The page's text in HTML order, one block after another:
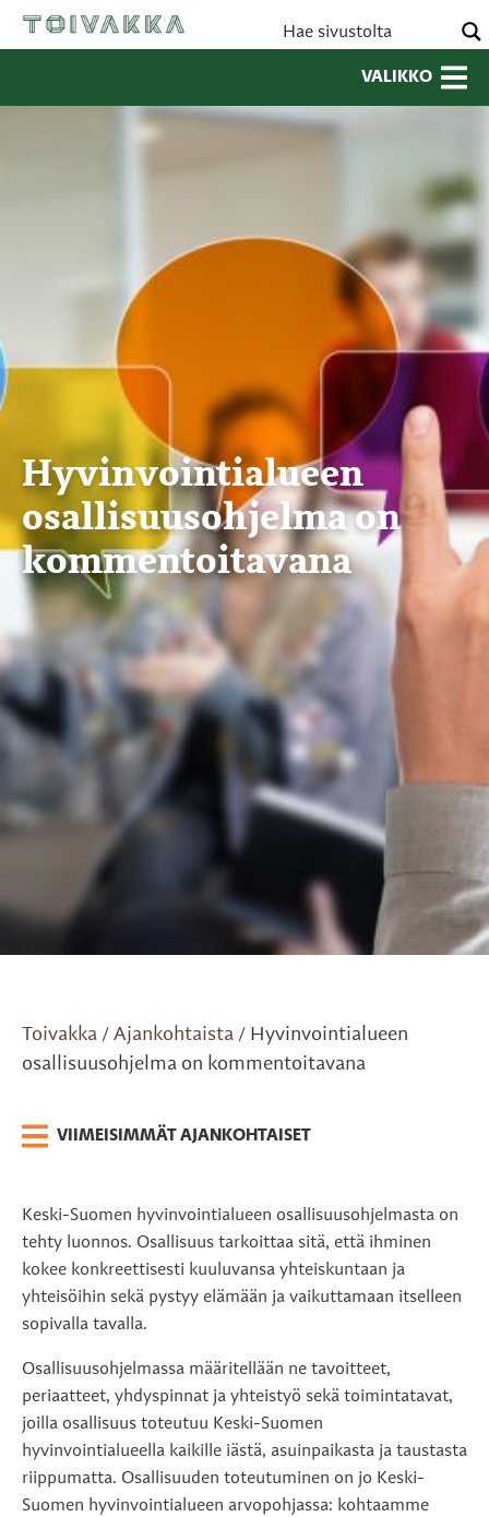
VALIKKO
Hyvinvointialueen
osallisuusohjelma on
kommentoitavana
Toivakka / Ajankohtaista / Hyvinvointialueen
osallisuusohjelma on kommentoitavana
VIIMEISIMMÄT AJANKOHTAISET
Keski-Suomen hyvinvointialueen osallisuusohjelmasta on
tehty luonnos. Osallisuus tarkoittaa sitä, että ihminen
kokee konkreettisesti kuuluvansa yhteiskuntaan ja
yhteisöihin sekä pystyy elämään ja vaikuttamaan itselleen
sopivalla tavalla.
Osallisuusohjelmassa määritellään ne tavoitteet,
periaatteet, yhdyspinnat ja yhteistyö sekä toimintatavat,
joilla osallisuus toteutuu Keski-Suomen
hyvinvointialueella kaikille iästä, asuinpaikasta ja taustasta
riippumatta. Osallisuuden toteutuminen on jo Keski-
Suomen hyvinvointialueen arvopohjassa: kohtaamme